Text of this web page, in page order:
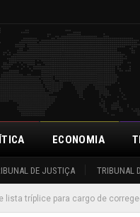
DE JUSTIÇA TRIBUNAL
ECONOMIA
lista tríplice para cargo de